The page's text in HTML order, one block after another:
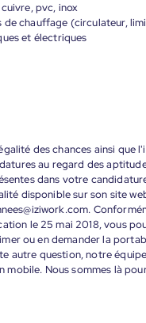
pvc, inox
de chauffage (circulateur,
et électriques
des chances ainsi que
au regard des
dans votre
disponible sur son site
le 25 mai 2018, vous
ou en demander la
question, notre
Nous sommes là